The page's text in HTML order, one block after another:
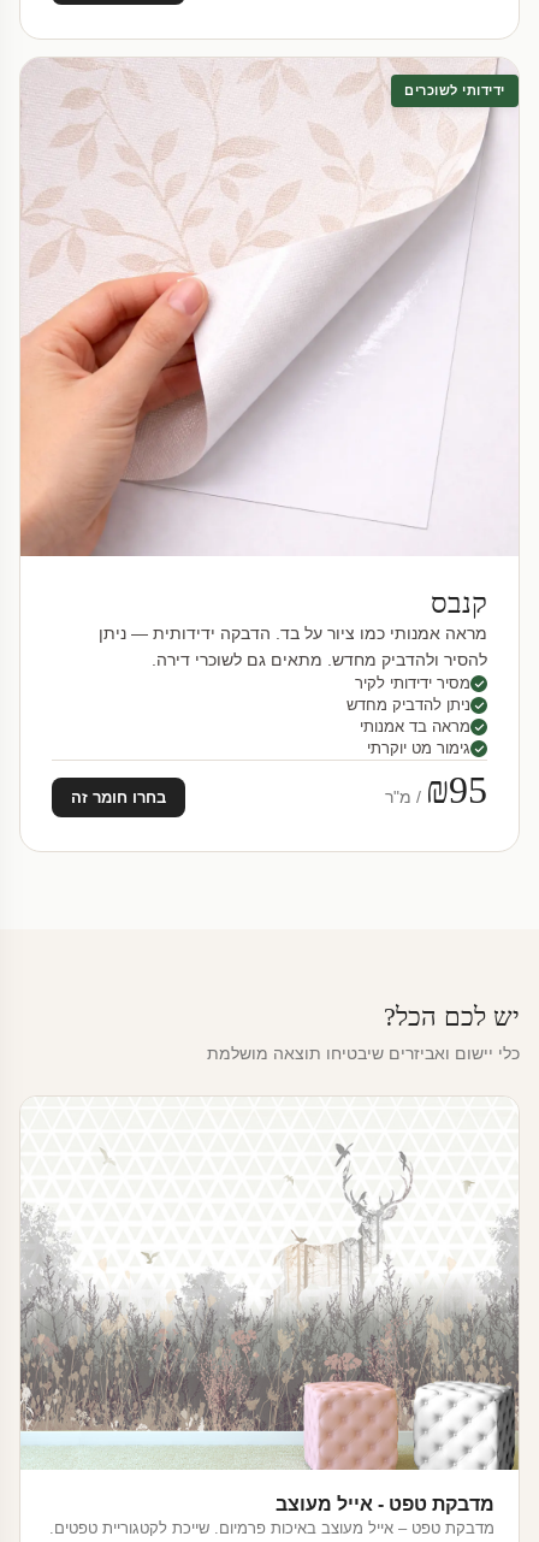
ידידותי לשוכרים
קנבס
מראה אמנותי כמו ציור על בד. הדבקה ידידותית — ניתן
להסיר ולהדביק מחדש. מתאים גם לשוכרי דירה.
מסיר ידידותי לקיר
ניתן להדביק מחדש
מראה בד אמנותי
גימור מט יוקרתי
₪95 / מ"ר בחרו חומר זה
יש לכם הכל?
כלי יישום ואביזרים שיבטיחו תוצאה מושלמת
מדבקת טפט - אייל מעוצב
מדבקת טפט – אייל מעוצב באיכות פרמיום. שייכת לקטגוריית טפטים.